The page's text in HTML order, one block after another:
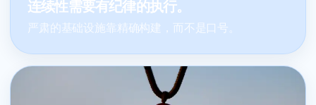
连续性需要有纪律的执行。
严肃的基础设施靠精确构建，而不是口号。